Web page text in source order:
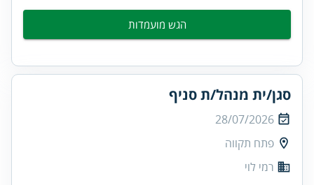
הגש מועמדות
סגן/ית מנהל/ת סניף
28/07/2026
פתח תקווה
רמי לוי